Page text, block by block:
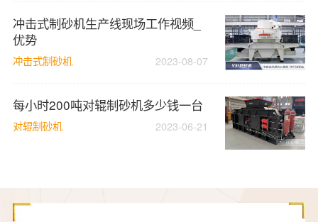
冲击式制砂机生产线现场工作视频_
优势
冲击式制砂机 2023-08-07
每小时200吨对辊制砂机多少钱一台
对辊制砂机 2023-06-21